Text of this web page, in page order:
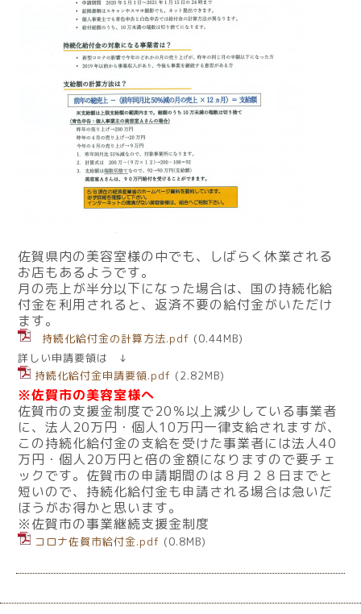
佐賀県内の美容室様の中でも、しばらく休業される
お店もあるようです。
月の売上が半分以下になった場合は、国の持続化給
付金を利用されると、返済不要の給付金がいただけ
ます。
持続化給付金の計算方法.pdf (0.44MB)
詳しい申請要領は ↓
持続化給付金申請要領.pdf (2.82MB)
※佐賀市の美容室様へ
佐賀市の支援金制度で20％以上減少している事業者
に、法人20万円・個人10万円一律支給されますが、
この持続化給付金の支給を受けた事業者には法人40
万円・個人20万円と倍の金額になりますので要チェ
ックです。佐賀市の申請期間のは８月２８日までと
短いので、持続化給付金も申請される場合は急いだ
ほうがお得かと思います。
※佐賀市の事業継続支援金制度
コロナ佐賀市給付金.pdf (0.8MB)